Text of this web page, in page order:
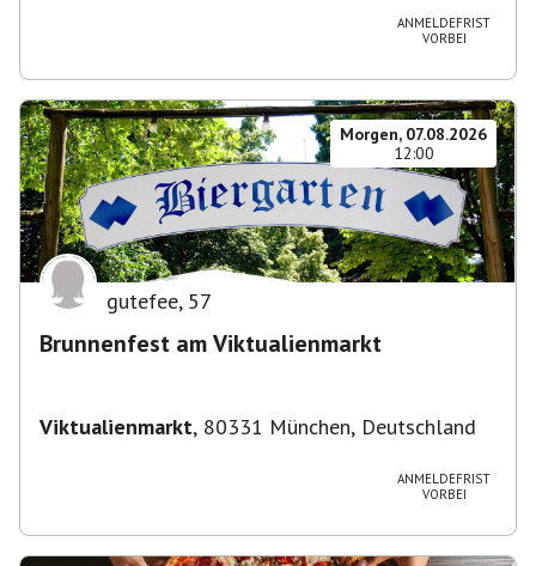
ANMELDEFRIST
VORBEI
Morgen, 07.08.2026
12:00
gutefee, 57
Brunnenfest am Viktualienmarkt
Viktualienmarkt, 80331 München, Deutschland
ANMELDEFRIST
VORBEI